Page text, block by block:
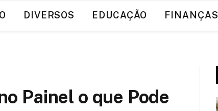
DIVERSOS EDUCAÇÃO FINANÇAS
Painel o que Pode